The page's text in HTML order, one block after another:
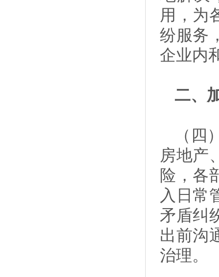
用，为
纷服务
企业内
二、
（
房地产
险，各
入日常
矛盾纠
出前沟
治理。